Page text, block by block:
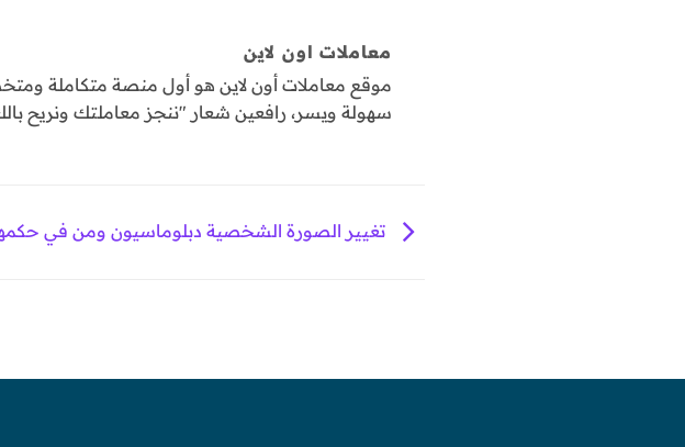
معاملات اون لاين
موقع معاملات أون لاين هو أول منصة متكاملة
سهولة ويسر، رافعين شعار "ننجز معاملتك ونريح
تغيير الصورة الشخصية دبلوماسيون ومن في